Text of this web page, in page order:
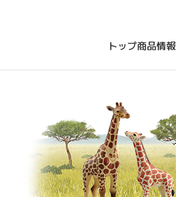
トップ商品情報